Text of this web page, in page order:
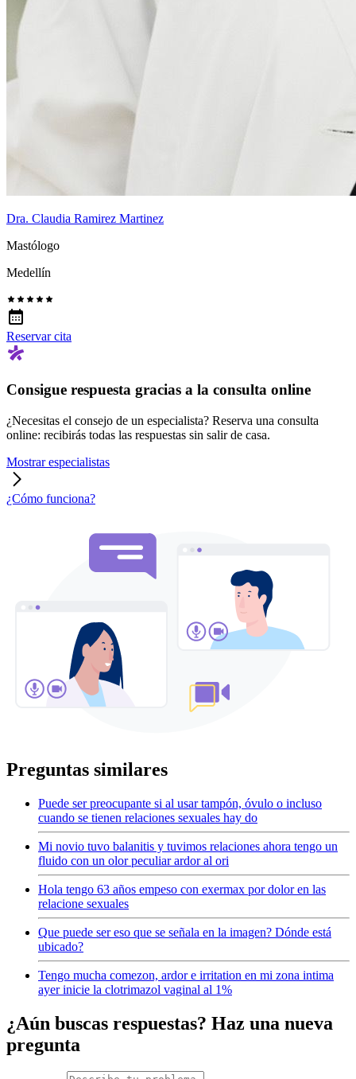
Dra. Claudia Ramirez Martinez
Mastólogo
Medellín
Reservar cita
Consigue respuesta gracias a la consulta online
¿Necesitas el consejo de un especialista? Reserva una consulta
online: recibirás todas las respuestas sin salir de casa.
Mostrar especialistas
¿Cómo funciona?
Preguntas similares
Puede ser preocupante si al usar tampón, óvulo o incluso
cuando se tienen relaciones sexuales hay do
Mi novio tuvo balanitis y tuvimos relaciones ahora tengo un
fluido con un olor peculiar ardor al ori
Hola tengo 63 años empeso con exermax por dolor en las
relacione sexuales
Que puede ser eso que se señala en la imagen? Dónde está
ubicado?
Tengo mucha comezon, ardor e irritation en mi zona intima
ayer inicie la clotrimazol vaginal al 1%
¿Aún buscas respuestas? Haz una nueva
pregunta